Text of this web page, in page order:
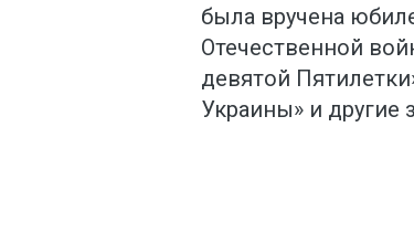
была вручена
Отечественной
девятой
Украины» и другие